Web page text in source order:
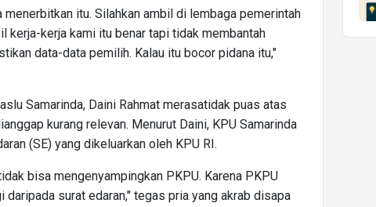
itu. Silahkan ambil di lembaga pemerintah
kerja-kerja kami itu benar tapi tidak membantah
data-data pemilih. Kalau itu bocor pidana itu,"
Samarinda, Daini Rahmat merasatidak puas atas
kurang relevan. Menurut Daini, KPU Samarinda
(SE) yang dikeluarkan oleh KPU RI.
bisa mengenyampingkan PKPU. Karena PKPU
daripada surat edaran," tegas pria yang akrab disapa